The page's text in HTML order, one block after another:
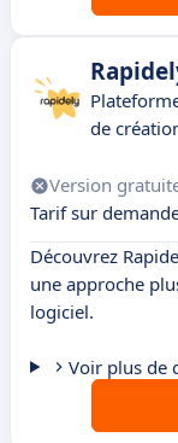
de
Version
Tarif sur
Découvrez
une approche
logiciel.
Voir plus de